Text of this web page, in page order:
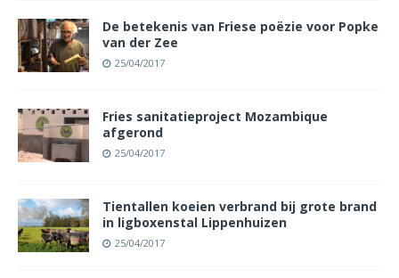
De betekenis van Friese poëzie voor Popke
van der Zee
25/04/2017
Fries sanitatieproject Mozambique
afgerond
25/04/2017
Tientallen koeien verbrand bij grote brand
in ligboxenstal Lippenhuizen
25/04/2017